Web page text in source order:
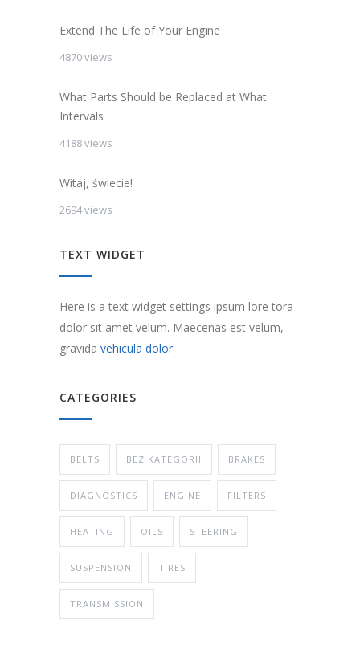
Extend The Life of Your Engine
4870 views
What Parts Should be Replaced at What
Intervals
4188 views
Witaj, świecie!
2694 views
TEXT WIDGET
Here is a text widget settings ipsum lore tora
dolor sit amet velum. Maecenas est velum,
gravida vehicula dolor
CATEGORIES
BELTS BEZ KATEGORII BRAKES
DIAGNOSTICS ENGINE FILTERS
HEATING OILS STEERING
SUSPENSION TIRES
TRANSMISSION